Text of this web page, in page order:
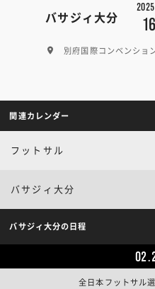
バサジィ大分
別府国際コンベンショ
関連カレンダー
フットサル
バサジィ大分
バサジィ大分の日程
全日本フットサ